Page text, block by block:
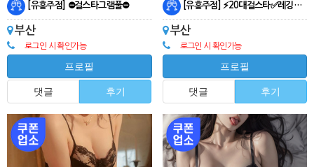
[유흥주점] ⛔걸스타그램풀⛔
부산
로그인 시 확인가능
프로필
댓글 후기
[유흥주점] ⚡20대걸스타✅레깅스⚡
부산
로그인 시 확인가능
프로필
댓글 후기